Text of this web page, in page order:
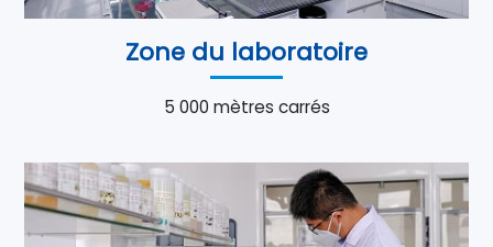
Zone du laboratoire
5 000 mètres carrés